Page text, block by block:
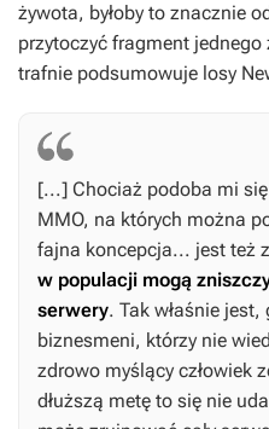
żywota, byłoby to znacznie
przytoczyć fragment
trafnie podsumowuje losy
[...] Chociaż podoba mi się
MMO, na których można
fajna koncepcja... jest też
w populacji mogą
serwery. Tak właśnie
biznesmeni, którzy nie
zdrowo myślący człowiek
dłuższą metę to się nie